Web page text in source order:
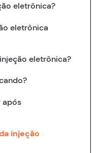
eletrônica?
eletrônica
eletrônica?
após
injeção